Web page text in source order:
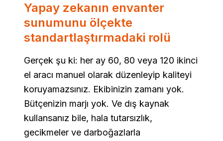
Yapay zekanın envanter
sunumunu ölçekte
standartlaştırmadaki rolü
Gerçek şu ki: her ay 60, 80 veya 120 ikinci
el aracı manuel olarak düzenleyip kaliteyi
koruyamazsınız. Ekibinizin zamanı yok.
Bütçenizin marjı yok. Ve dış kaynak
kullansanız bile, hala tutarsızlık,
gecikmeler ve darboğazlarla